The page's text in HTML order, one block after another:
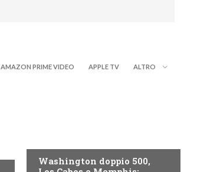
AMAZON PRIME VIDEO APPLE TV ALTRO
Washington doppio 500,